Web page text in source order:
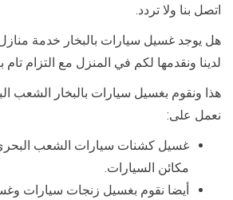
اتصل بنا ولا تردد.
هل يوجد غسيل سيارات بالبخار خدمة
لدينا ونقدمها لكم في المنزل مع التزام تام
هذا ونقوم بغسيل سيارات بالبخار الشعب
نعمل على:
غسيل كشنات سيارات الشعب
مكائن السيارات.
أيضا نقوم بغسيل زنجات سيارات